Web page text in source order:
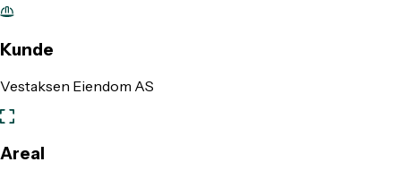
Kunde
Vestaksen Eiendom AS
Areal